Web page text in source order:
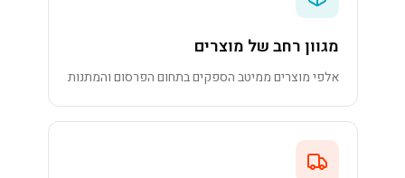
מגוון רחב של מוצרים
אלפי מוצרים ממיטב הספקים בתחום הפרסום והמתנות